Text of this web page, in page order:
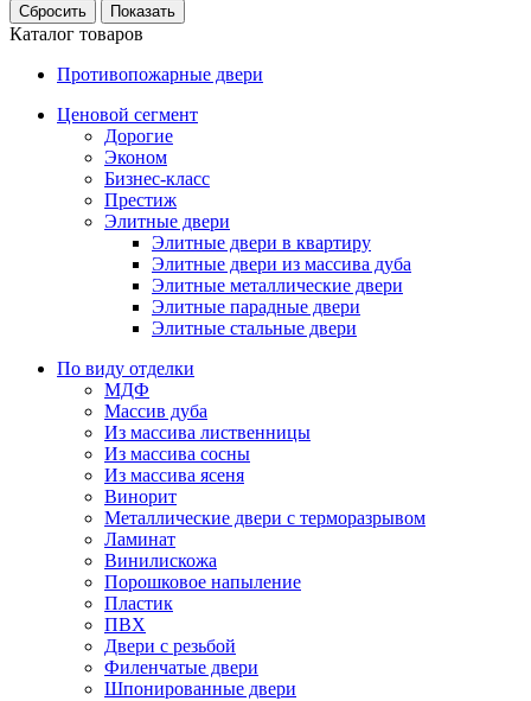
Каталог товаров
Противопожарные двери
Ценовой сегмент
Дорогие
Эконом
Бизнес-класс
Престиж
Элитные двери
Элитные двери в квартиру
Элитные двери из массива дуба
Элитные металлические двери
Элитные парадные двери
Элитные стальные двери
По виду отделки
МДФ
Массив дуба
Из массива лиственницы
Из массива сосны
Из массива ясеня
Винорит
Металлические двери с терморазрывом
Ламинат
Винилискожа
Порошковое напыление
Пластик
ПВХ
Двери с резьбой
Филенчатые двери
Шпонированные двери